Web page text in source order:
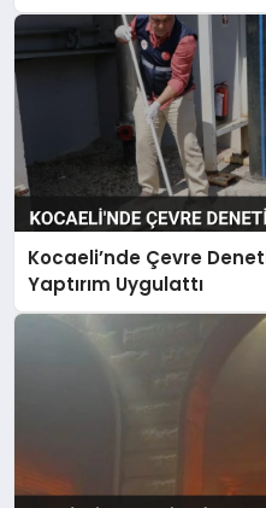
Kocaeli’nde Çevre
Yaptırım Uygulattı